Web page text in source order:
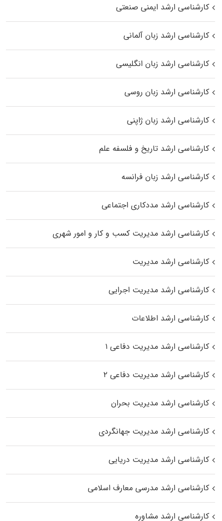
کارشناسی ارشد ایمنی صنعتی
کارشناسی ارشد زبان آلمانی
کارشناسی ارشد زبان انگلیسی
کارشناسی ارشد زبان روسی
کارشناسی ارشد زبان ژاپنی
کارشناسی ارشد تاریخ و فلسفه علم
کارشناسی ارشد زبان فرانسه
کارشناسی ارشد مددکاری اجتماعی
کارشناسی ارشد مدیریت کسب و کار و امور شهری
کارشناسی ارشد مدیریت
کارشناسی ارشد مدیریت اجرایی
کارشناسی ارشد اطلاعات
کارشناسی ارشد مدیریت دفاعی ۱
کارشناسی ارشد مدیریت دفاعی ۲
کارشناسی ارشد مدیریت بحران
کارشناسی ارشد مدیریت جهانگردی
کارشناسی ارشد مدیریت دریایی
کارشناسی ارشد مدرسی معارف اسلامی
کارشناسی ارشد مشاوره